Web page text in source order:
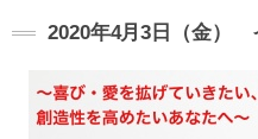
2020年4月3日（金）